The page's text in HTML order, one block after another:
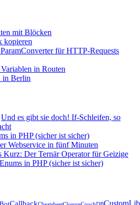
mit Blöcken
kopieren
für HTTP-Requests
in Routen
in Berlin
Und es gibt sie doch! If-Schleifen, so
in PHP (sicher ist sicher)
Webservice in fünf Minuten
Kurz: Der Ternär Operator für Geizige
Enums in PHP (sicher ist sicher)